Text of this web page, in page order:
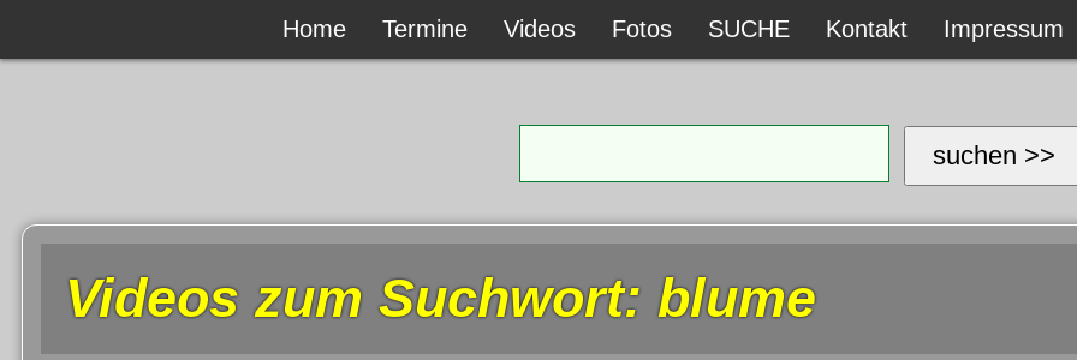
Home Termine Videos Fotos SUCHE Kontakt Impressum
suchen >>
Videos zum Suchwort: blume
Home Termine Videos Fotos SUCHE Kontakt Impressum